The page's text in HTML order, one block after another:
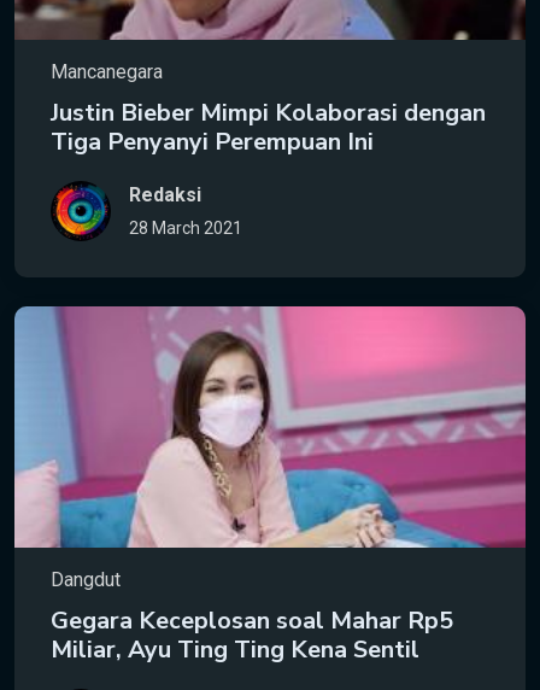
Mancanegara
Justin Bieber Mimpi Kolaborasi dengan
Tiga Penyanyi Perempuan Ini
Redaksi
28 March 2021
Dangdut
Gegara Keceplosan soal Mahar Rp5
Miliar, Ayu Ting Ting Kena Sentil